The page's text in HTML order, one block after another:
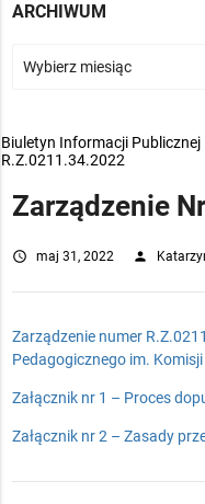
ARCHIWUM
Biuletyn Informacji Publicznej
R.Z.0211.34.2022
Zarządzenie
access_time maj 31, 2022 person
Zarządzenie numer
Pedagogicznego im.
Załącznik nr 1 – Proces
Załącznik nr 2 – Zasady